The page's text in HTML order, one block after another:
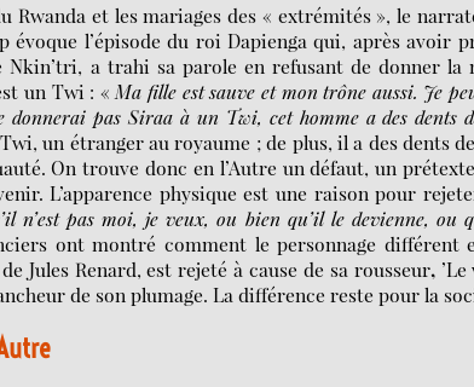
Rwanda et les mariages des « extrémités », le
évoque l’épisode du roi Dapienga qui, après avoir
a trahi sa parole en refusant de donner la
un Twi : « Ma fille est sauve et mon trône aussi. Je
donnerai pas Siraa à un Twi, cet homme a des dents
un étranger au royaume ; de plus, il a des dents
On trouve donc en l’Autre un défaut, un
L’apparence physique est une raison pour
n’est pas moi, je veux, ou bien qu’il le devienne, ou
ont montré comment le personnage différent
Jules Renard, est rejeté à cause de sa rousseur,
de son plumage. La différence reste pour la